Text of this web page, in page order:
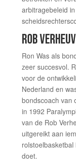
arbitragebeleid
ROB
Ron Was als
zeer succesvol.
voor de
Nederland en
bondscoach van
in 1992
van de Rob
uitgereikt aan
doet.